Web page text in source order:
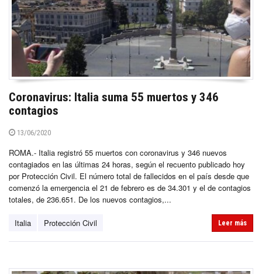
Coronavirus: Italia suma 55 muertos y 346
contagios
13/06/2020
ROMA.- Italia registró 55 muertos con coronavirus y 346 nuevos
contagiados en las últimas 24 horas, según el recuento publicado hoy
por Protección Civil. El número total de fallecidos en el país desde que
comenzó la emergencia el 21 de febrero es de 34.301 y el de contagios
totales, de 236.651. De los nuevos contagios,...
Italia Protección Civil Leer más